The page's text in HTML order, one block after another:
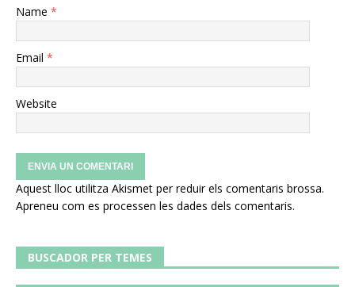
Name *
Email *
Website
Aquest lloc utilitza Akismet per reduir els comentaris brossa.
Apreneu com es processen les dades dels comentaris.
BUSCADOR PER TEMES